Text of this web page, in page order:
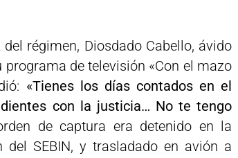
régimen, Diosdado Cabello, ávido
de televisión «Con el mazo
«Tienes los días contados en el
con la justicia… No te tengo
de captura era detenido en la
SEBIN, y trasladado en avión a